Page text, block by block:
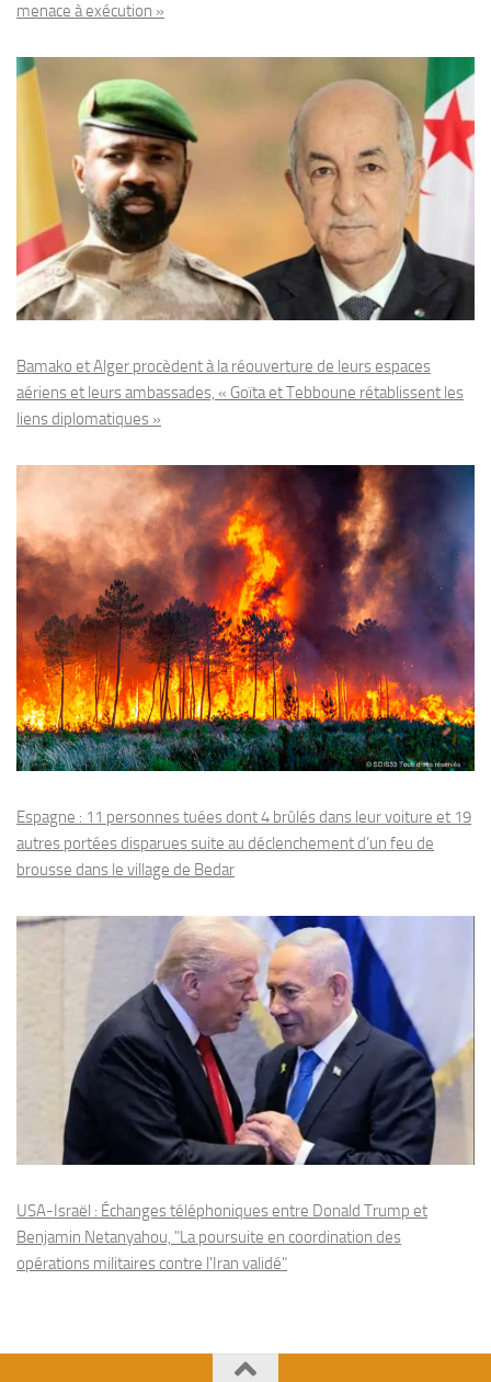
menace à exécution »
Bamako et Alger procèdent à la réouverture de leurs espaces
aériens et leurs ambassades, « Goïta et Tebboune rétablissent les
liens diplomatiques »
Espagne : 11 personnes tuées dont 4 brûlés dans leur voiture et 19
autres portées disparues suite au déclenchement d’un feu de
brousse dans le village de Bedar
USA-Israël : Échanges téléphoniques entre Donald Trump et
Benjamin Netanyahou, "La poursuite en coordination des
opérations militaires contre l'Iran validé"